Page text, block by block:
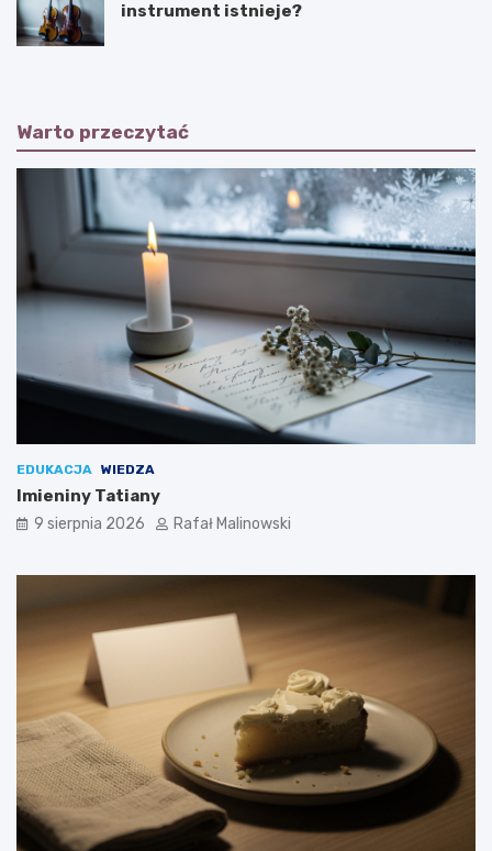
instrument istnieje?
Warto przeczytać
EDUKACJA WIEDZA
Imieniny Tatiany
9 sierpnia 2026 Rafał Malinowski